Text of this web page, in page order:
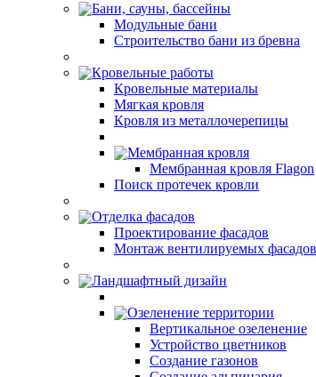
Бани, сауны, бассейны
Модульные бани
Строительство бани из бревна
Кровельные работы
Кровельные материалы
Мягкая кровля
Кровля из металлочерепицы
Мембранная кровля
Мембранная кровля Flagon
Поиск протечек кровли
Отделка фасадов
Проектирование фасадов
Монтаж вентилируемых фасадов
Ландшафтный дизайн
Озеленение территории
Вертикальное озеленение
Устройство цветников
Создание газонов